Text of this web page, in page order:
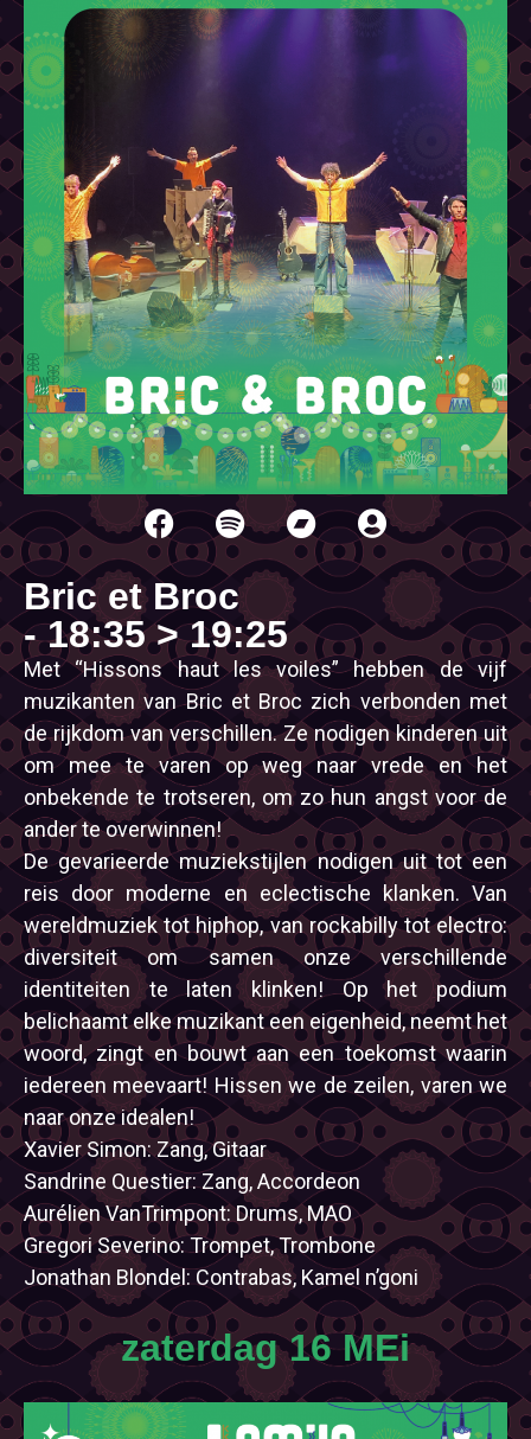
Bric et Broc
- 18:35 > 19:25
Met “Hissons haut les voiles” hebben de vijf
muzikanten van Bric et Broc zich verbonden met
de rijkdom van verschillen. Ze nodigen kinderen uit
om mee te varen op weg naar vrede en het
onbekende te trotseren, om zo hun angst voor de
ander te overwinnen!
De gevarieerde muziekstijlen nodigen uit tot een
reis door moderne en eclectische klanken. Van
wereldmuziek tot hiphop, van rockabilly tot electro:
diversiteit om samen onze verschillende
identiteiten te laten klinken! Op het podium
belichaamt elke muzikant een eigenheid, neemt het
woord, zingt en bouwt aan een toekomst waarin
iedereen meevaart! Hissen we de zeilen, varen we
naar onze idealen!
Xavier Simon: Zang, Gitaar
Sandrine Questier: Zang, Accordeon
Aurélien VanTrimpont: Drums, MAO
Gregori Severino: Trompet, Trombone
Jonathan Blondel: Contrabas, Kamel n’goni
zaterdag 16 MEi